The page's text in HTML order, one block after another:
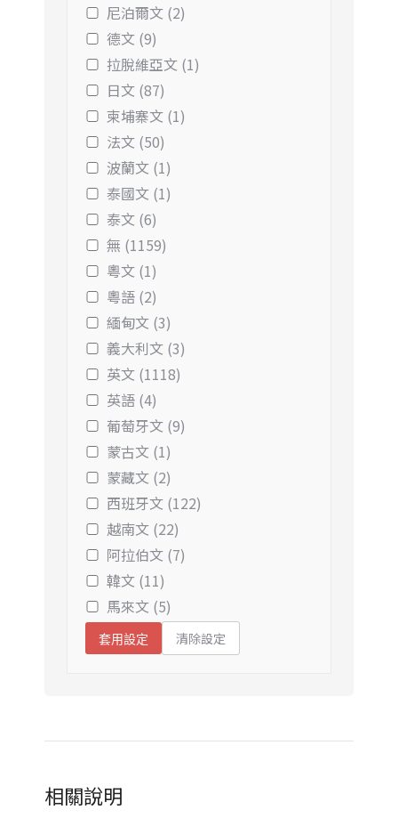
尼泊爾文 (2)
德文 (9)
拉脫維亞文 (1)
日文 (87)
柬埔寨文 (1)
法文 (50)
波蘭文 (1)
泰國文 (1)
泰文 (6)
無 (1159)
粵文 (1)
粵語 (2)
緬甸文 (3)
義大利文 (3)
英文 (1118)
英語 (4)
葡萄牙文 (9)
蒙古文 (1)
蒙藏文 (2)
西班牙文 (122)
越南文 (22)
阿拉伯文 (7)
韓文 (11)
馬來文 (5)
套用設定 清除設定
相關說明